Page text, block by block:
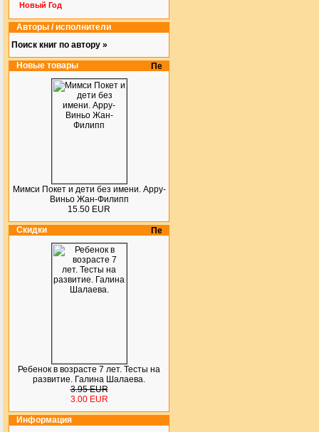
Новый Год
Авторы / исполнители
Поиск книг по автору »
Новые товары
Мимси Покет и дети без имени. Арру-
Виньо Жан-Филипп
15.50 EUR
Скидки
Ребенок в возрасте 7 лет. Тесты на
развитие. Галина Шалаева.
3.95 EUR
3.00 EUR
Информация